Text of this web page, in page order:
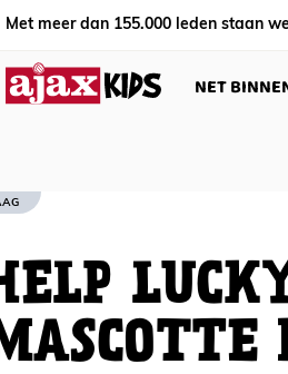
Met meer dan 155.000 leden staan
NET